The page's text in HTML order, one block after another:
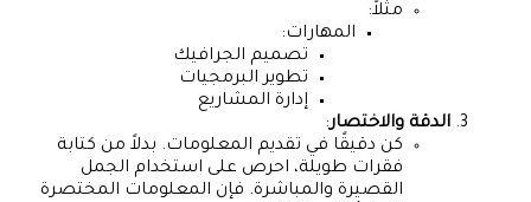
مثلاً:
المهارات:
تصميم الجرافيك
تطوير البرمجيات
إدارة المشاريع
الدقة والاختصار:
كن دقيقًا في تقديم المعلومات. بدلاً من كتابة
فقرات طويلة، احرص على استخدام الجمل
القصيرة والمباشرة. فإن المعلومات المختصرة